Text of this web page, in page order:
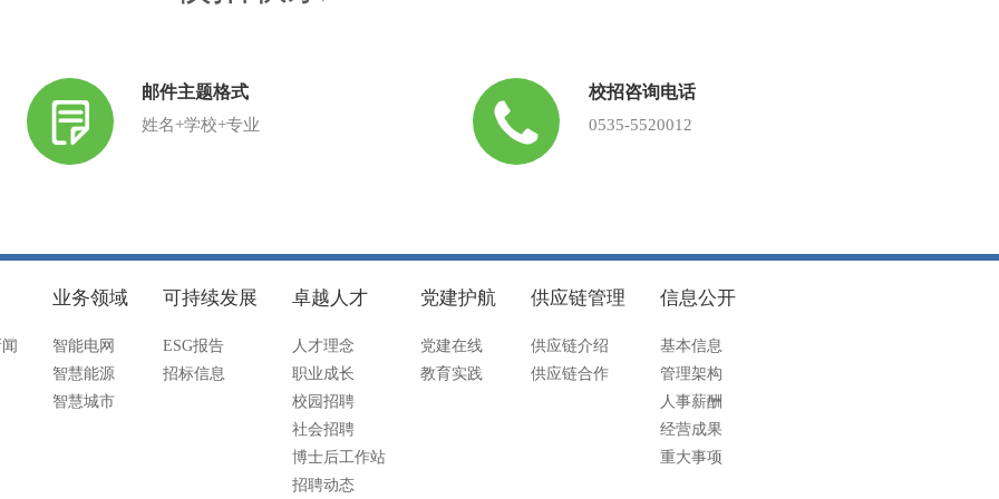
邮件主题格式
姓名+学校+专业
校招咨询电话
0535-5520012
业务领域
智能电网
智慧能源
智慧城市
可持续发展
ESG报告
招标信息
卓越人才
人才理念
职业成长
校园招聘
社会招聘
博士后工作站
招聘动态
党建护航
党建在线
教育实践
供应链管理
供应链介绍
供应链合作
信息公开
基本信息
管理架构
人事薪酬
经营成果
重大事项